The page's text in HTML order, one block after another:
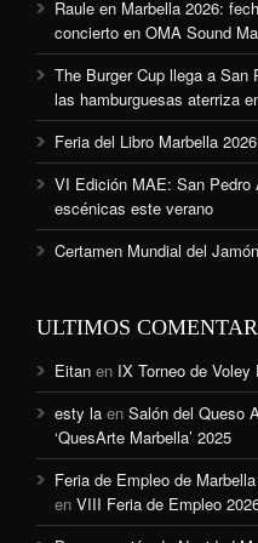
Raule en Marbella 2026:
concierto en OMA Sound
The Burger Cup llega a
las hamburguesas aterriza
Feria del Libro Marbella
VI Edición MAE: San Pedro
escénicas este verano
Certamen Mundial del
ULTIMOS
Eitan en IX Torneo de
esty la en Salón del Queso
‘QuesArte Marbella’ 2025
Feria de Empleo de
en VIII Feria de Empleo